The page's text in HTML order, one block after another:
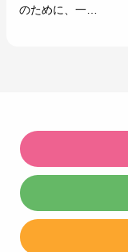
のために、一…